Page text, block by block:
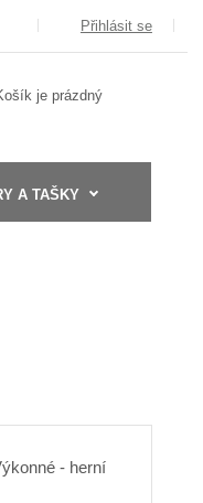
Přihlásit se
je prázdný
A TAŠKY
- herní